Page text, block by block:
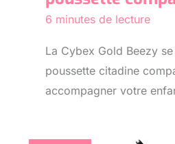
6 minutes de lecture
La Cybex Gold Beezy
poussette citadine
accompagner votre